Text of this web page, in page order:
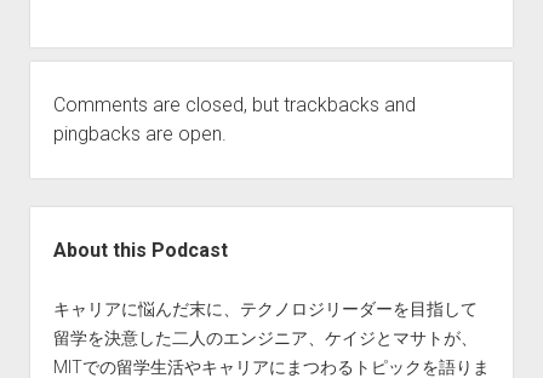
Comments are closed, but trackbacks and
pingbacks are open.
About this Podcast
キャリアに悩んだ末に、テクノロジリーダーを目指して
留学を決意した二人のエンジニア、ケイジとマサトが、
MITでの留学生活やキャリアにまつわるトピックを語りま